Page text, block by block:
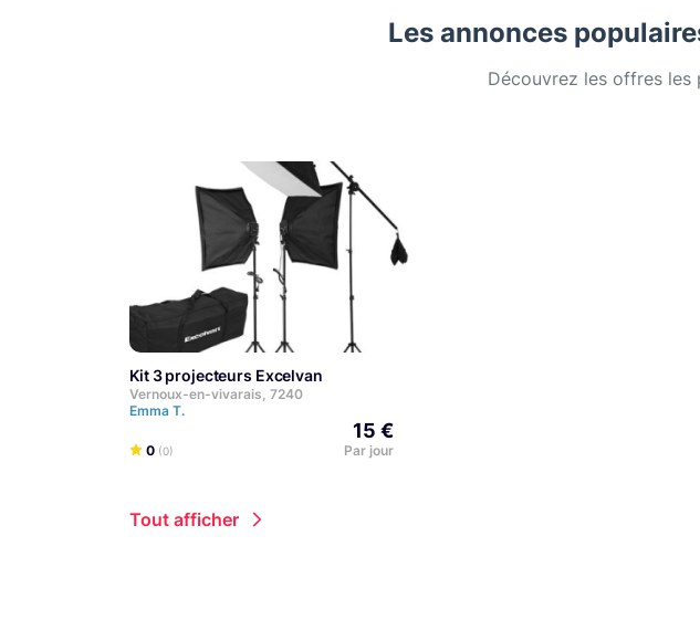
Les annonces
Découvrez les offres les
Kit 3 projecteurs Excelvan
Vernoux-en-vivarais, 7240
Emma T.
0 (0)
15 €
Par jour
Tout afficher